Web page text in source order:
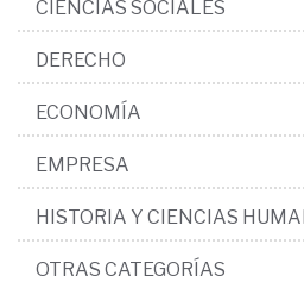
CIENCIAS SOCIALES
DERECHO
ECONOMÍA
EMPRESA
HISTORIA Y CIENCIAS
OTRAS CATEGORÍAS